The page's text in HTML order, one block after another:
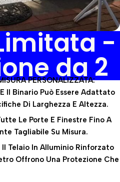
-
da 2
PERSONALIZZATA:
Il Binario Può Essere Adattato
Di Larghezza E Altezza.
Le Porte E Finestre Fino A
Tagliabile Su Misura.
Telaio In Alluminio Rinforzato
Offrono Una Protezione Che